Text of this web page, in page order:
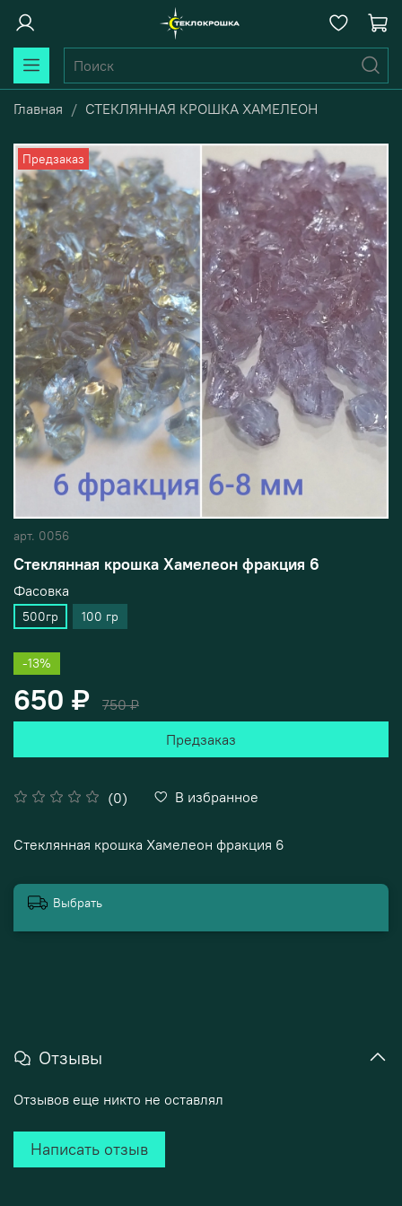
Главная СТЕКЛЯННАЯ КРОШКА ХАМЕЛЕОН
Предзаказ
арт. 0056
Стеклянная крошка Хамелеон фракция 6
(0) В избранное
Фасовка
500гр 100 гр
-13%
650 ₽
750 ₽
Предзаказ
Стеклянная крошка Хамелеон фракция 6
Выбрать
Отзывы
Отзывов еще никто не оставлял
Написать отзыв